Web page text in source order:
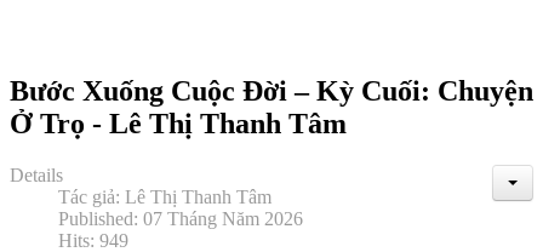
Bước Xuống Cuộc Đời – Kỳ Cuối: Chuyện
Ở Trọ - Lê Thị Thanh Tâm
Details
Tác giả: Lê Thị Thanh Tâm
Published: 07 Tháng Năm 2026
Hits: 949